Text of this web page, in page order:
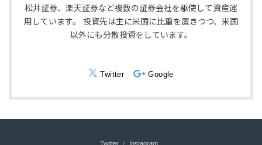
松井証券、楽天証券など複数の証券会社を駆使して資産運
用しています。 投資先は主に米国に比重を置きつつ、米国
以外にも分散投資をしています。
Twitter Google
Twitter Instagram